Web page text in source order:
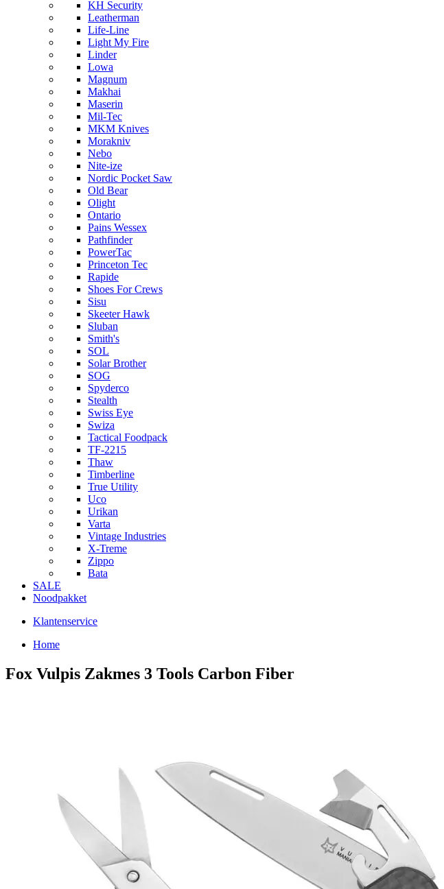
KH Security
Leatherman
Life-Line
Light My Fire
Linder
Lowa
Magnum
Makhai
Maserin
Mil-Tec
MKM Knives
Morakniv
Nebo
Nite-ize
Nordic Pocket Saw
Old Bear
Olight
Ontario
Pains Wessex
Pathfinder
PowerTac
Princeton Tec
Rapide
Shoes For Crews
Sisu
Skeeter Hawk
Sluban
Smith's
SOL
Solar Brother
SOG
Spyderco
Stealth
Swiss Eye
Swiza
Tactical Foodpack
TF-2215
Thaw
Timberline
True Utility
Uco
Urikan
Varta
Vintage Industries
X-Treme
Zippo
Bata
SALE
Noodpakket
Klantenservice
Home
Fox Vulpis Zakmes 3 Tools Carbon Fiber